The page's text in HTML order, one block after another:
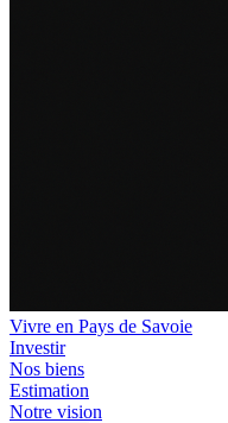
Vivre en Pays de Savoie
Investir
Nos biens
Estimation
Notre vision